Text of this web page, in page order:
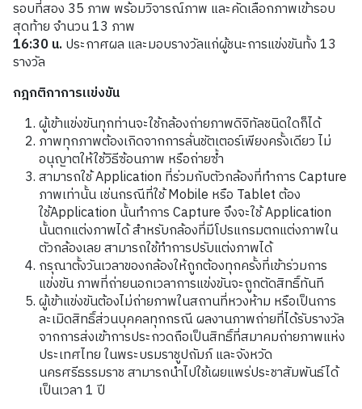
รอบที่สอง 35 ภาพ พร้อมวิจารณ์ภาพ และคัดเลือกภาพเข้ารอบ
สุดท้ายจำนวน13 ภาพ
16:30น. ประกาศผล และมอบรางวัลแก่ผู้ชนะการแข่งขันทั้ง13
รางวัล
กฎกติกาการแข่งขัน
ผู้เข้าแข่งขันทุกท่านจะใช้กล้องถ่ายภาพดิจิทัลชนิดใดก็ได้
ภาพทุกภาพต้องเกิดจากการลั่นชัตเตอร์เพียงครั้งเดียว ไม่
อนุญาตให้ใช้วิธีซ้อนภาพ หรือถ่ายซ้ำ
สามารถใช้Application ที่ร่วมกับตัวกล้องที่ทำการCapture
ภาพเท่านั้น เช่นกรณีที่ใช้Mobile หรือ Tabletต้อง
ใช้Application นั้นทำการCaptureจึงจะใช้Application
นั้นตกแต่งภาพได้ สำหรับกล้องที่มีโปรแกรมตกแต่งภาพใน
ตัวกล้องเลย สามารถใช้ทำการปรับแต่งภาพได้
กรุณาตั้งวันเวลาของกล้องให้ถูกต้องทุกครั้งที่เข้าร่วมการ
แข่งขัน ภาพที่ถ่ายนอกเวลาการแข่งขันจะถูกตัดสิทธิ์ทันที
ผู้เข้าแข่งขันต้องไม่ถ่ายภาพในสถานที่หวงห้าม หรือเป็นการ
ละเมิดสิทธิ์ส่วนบุคคลทุกกรณี ผลงานภาพถ่ายที่ได้รับรางวัล
จากการส่งเข้าการประกวดถือเป็นสิทธิ์ที่สมาคมถ่ายภาพแห่ง
ประเทศไทย ในพระบรมราชูปถัมภ์ และจังหวัด
นครศรีธรรมราช สามารถนำไปใช้เผยแพร่ประชาสัมพันธ์ได้
เป็นเวลา1 ปี